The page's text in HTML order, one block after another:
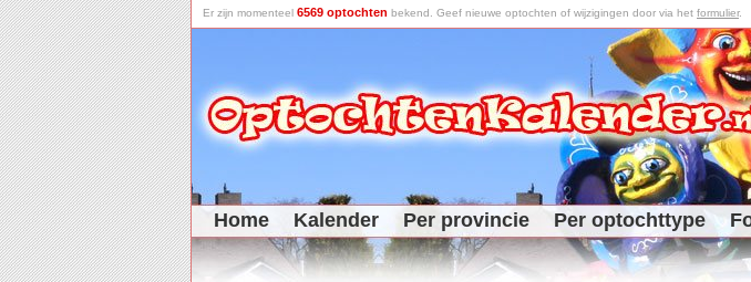
Er zijn momenteel 6569 optochten bekend. Geef nieuwe optochten of wijzigingen door via het formulier.
Home Kalender Per provincie Per optochttype